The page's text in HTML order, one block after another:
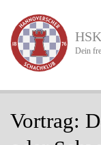
zum
Inhalt
Dein
Vortrag: